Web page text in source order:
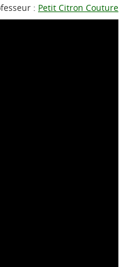
: Petit Citron Couture